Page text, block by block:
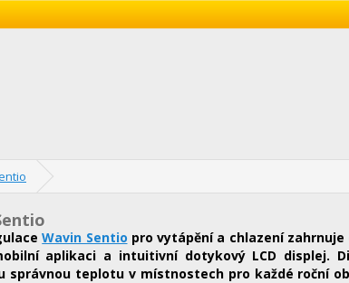
Wavin Sentio pro vytápění a chlazení
aplikaci a intuitivní dotykový LCD displej.
správnou teplotu v místnostech pro každé roční